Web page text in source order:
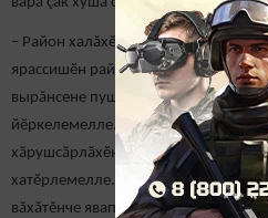
– Район халăхӗ тата килнӗ
ярассишӗн район тата ял
вырăнсене пушар надзорӗн
йӗркелемелле. Ҫӗнӗ ҫул уявӗсене
хӑрушсӑрлӑхӗн правилисене
хатӗрлемелле. Ҫак хушусенче
вӑхӑтӗнче яваплӑ ҫынсене